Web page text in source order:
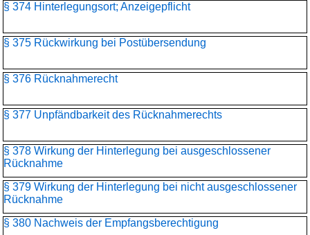
§ 374 Hinterlegungsort; Anzeigepflicht
§ 375 Rückwirkung bei Postübersendung
§ 376 Rücknahmerecht
§ 377 Unpfändbarkeit des Rücknahmerechts
§ 378 Wirkung der Hinterlegung bei ausgeschlossener
Rücknahme
§ 379 Wirkung der Hinterlegung bei nicht ausgeschlossener
Rücknahme
§ 380 Nachweis der Empfangsberechtigung